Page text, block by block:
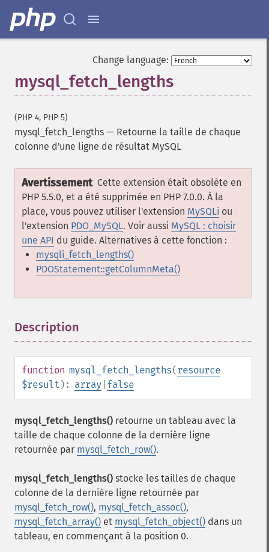
Change language:
mysql_fetch_lengths
(PHP 4, PHP 5)
mysql_fetch_lengths — Retourne la taille de chaque
colonne d'une ligne de résultat MySQL
Avertissement Cette extension était obsolète en
PHP 5.5.0, et a été supprimée en PHP 7.0.0. À la
place, vous pouvez utiliser l'extension MySQLi ou
l'extension PDO_MySQL. Voir aussi MySQL : choisir
une API du guide. Alternatives à cette fonction :
mysqli_fetch_lengths()
PDOStatement::getColumnMeta()
Description
function mysql_fetch_lengths(resource
$result ): array false
mysql_fetch_lengths() retourne un tableau avec la
taille de chaque colonne de la dernière ligne
retournée par mysql_fetch_row().
mysql_fetch_lengths() stocke les tailles de chaque
colonne de la dernière ligne retournée par
mysql_fetch_row(), mysql_fetch_assoc(),
mysql_fetch_array() et mysql_fetch_object() dans un
tableau, en commençant à la position 0.